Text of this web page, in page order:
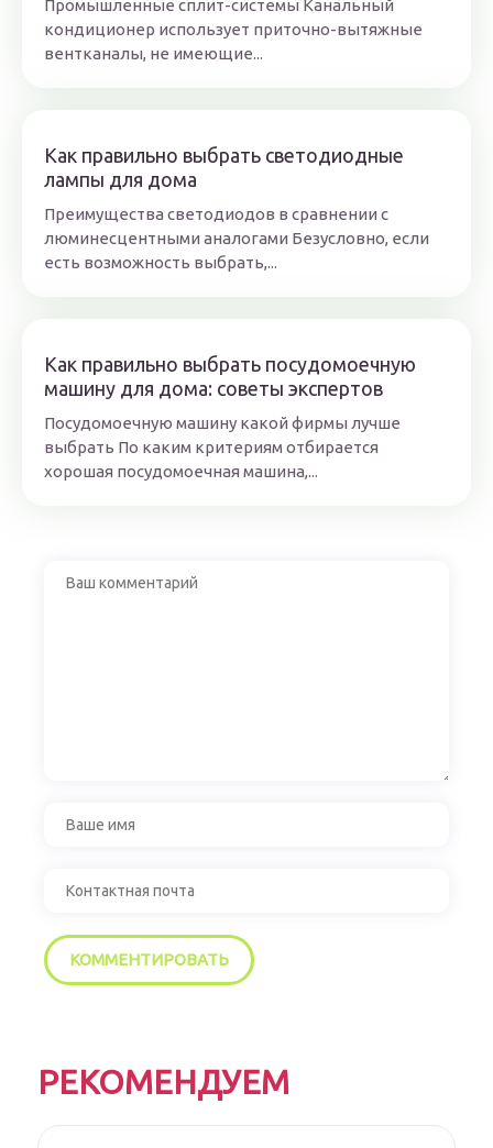
Промышленные сплит-системы Канальный
кондиционер использует приточно-вытяжные
вентканалы, не имеющие...
Как правильно выбрать светодиодные
лампы для дома
Преимущества светодиодов в сравнении с
люминесцентными аналогами Безусловно, если
есть возможность выбрать,...
Как правильно выбрать посудомоечную
машину для дома: советы экспертов
Посудомоечную машину какой фирмы лучше
выбрать По каким критериям отбирается
хорошая посудомоечная машина,...
РЕКОМЕНДУЕМ